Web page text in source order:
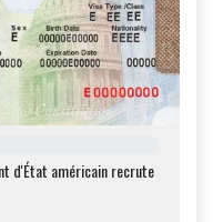
d'État américain recrute